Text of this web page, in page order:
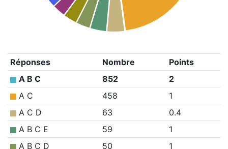
Réponses Nombre
Points
A B C
852
2
A C
458
1
A C D
63
0.4
A B C E
59
1
A B C D
50
1